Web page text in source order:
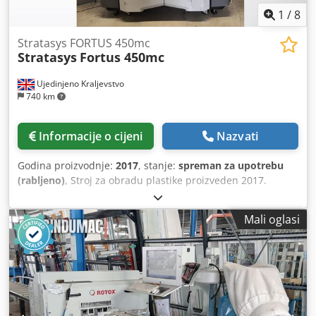
1 /8
Ujedinjeno Kraljevstvo
740 km
Stratasys FORTUS 450mc
Stratasys Fortus 450mc
Informacije o cijeni Nazvati
Godina proizvodnje: 2017, stanje: spreman za upotrebu
(rabljeno), Stroj za obradu plastike proizveden 2017.
godine. Ovaj Stratasys Fortus 450mc ima normalnu glavu
za ispis i dodatnu potpuno funkcionalnu glavu za ispis od
najlona CF. Uključuje razne radne listove i mlaznice,
zajedno s djelomično korištenim spremnicima s
materijalom. Imajte na umu da su za potpuno
funkcioniranje stroja potrebni neki popravci. Ako tražite
visokokvalitetne mogućnosti 3D ispisa, razmislite o stroju
Stratasys Fortus 450mc koji imamo na prodaju.
Mali oglasi